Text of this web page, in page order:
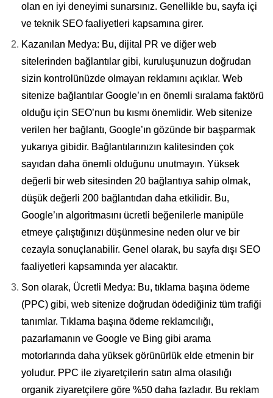
olan en iyi deneyimi sunarsınız. Genellikle bu, sayfa içi
ve teknik SEO faaliyetleri kapsamına girer.
Kazanılan Medya: Bu, dijital PR ve diğer web
sitelerinden bağlantılar gibi, kuruluşunuzun doğrudan
sizin kontrolünüzde olmayan reklamını açıklar. Web
sitenize bağlantılar Google’ın en önemli sıralama faktörü
olduğu için SEO’nun bu kısmı önemlidir. Web sitenize
verilen her bağlantı, Google’ın gözünde bir başparmak
yukarıya gibidir. Bağlantılarınızın kalitesinden çok
sayıdan daha önemli olduğunu unutmayın. Yüksek
değerli bir web sitesinden 20 bağlantıya sahip olmak,
düşük değerli 200 bağlantıdan daha etkilidir. Bu,
Google’ın algoritmasını ücretli beğenilerle manipüle
etmeye çalıştığınızı düşünmesine neden olur ve bir
cezayla sonuçlanabilir. Genel olarak, bu sayfa dışı SEO
faaliyetleri kapsamında yer alacaktır.
Son olarak, Ücretli Medya: Bu, tıklama başına ödeme
(PPC) gibi, web sitenize doğrudan ödediğiniz tüm trafiği
tanımlar. Tıklama başına ödeme reklamcılığı,
pazarlamanın ve Google ve Bing gibi arama
motorlarında daha yüksek görünürlük elde etmenin bir
yoludur. PPC ile ziyaretçilerin satın alma olasılığı
organik ziyaretçilere göre %50 daha fazladır. Bu reklam